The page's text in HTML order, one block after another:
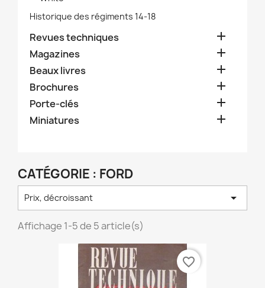
Historique des régiments 14-18
Revues techniques 
Magazines 
Beaux livres 
Brochures 
Porte-clés 
Miniatures 
CATÉGORIE : FORD
Prix, décroissant 
Affichage 1-5 de 5 article(s)
favorite_border